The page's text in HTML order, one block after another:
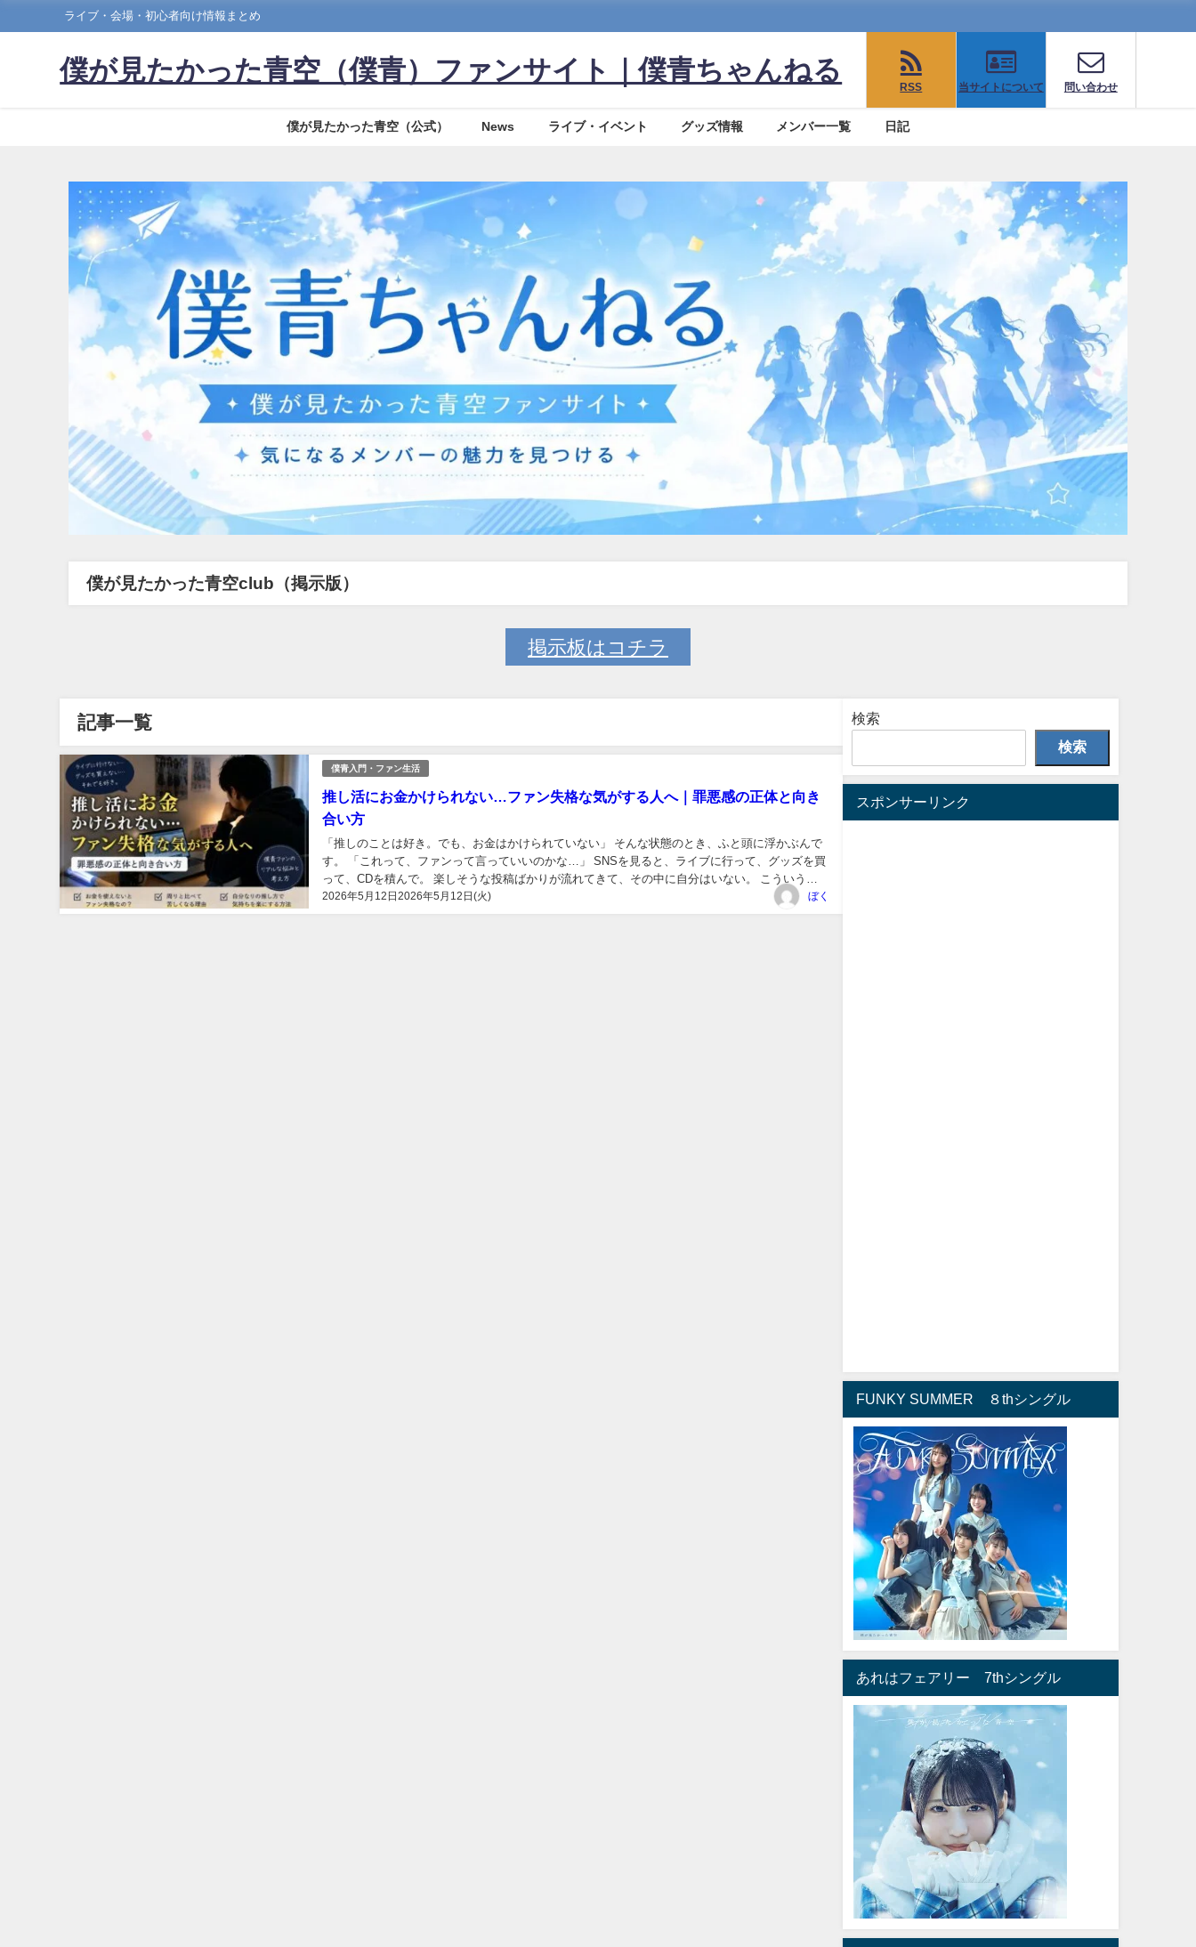
ライブ・会場・初心者向け情報まとめ
僕が見たかった青空（僕青）ファンサイト｜僕青ちゃんねる
RSS 当サイトについて 問い合わせ
僕が見たかった青空（公式） News ライブ・イベント グッズ情報 メンバー一覧 日記
僕が見たかった青空club（掲示版）
掲示板はコチラ
記事一覧
僕青入門・ファン生活
推し活にお金かけられない…ファン失格な気がする人へ｜罪悪感の正体と向き
合い方
2026年5月12日2026年5月12日(火)
「推しのことは好き。でも、お金はかけられていない」 そんな状態のとき、ふと頭に浮かぶんで
す。 「これって、ファンって言っていいのかな…」 SNSを見ると、ライブに行って、グッズを買
って、CDを積んで。 楽しそうな投稿ばかりが流れてきて、その中に自分はいない。 こういう
人、いませんか？ ・ライブに行けない・グッズもほとん...
ぼく
検索
検索
スポンサーリンク
FUNKY SUMMER ８thシングル
あれはフェアリー 7thシングル